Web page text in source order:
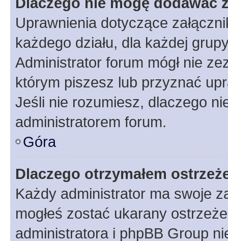
Uprawnienia dotyczące
każdego działu, dla każdej
Administrator forum mógł nie
którym piszesz lub przyznać
Jeśli nie rozumiesz, dlaczego
administratorem forum.
Góra
Dlaczego otrzymałem
Każdy administrator ma swoje
mogłeś zostać ukarany
administratora i phpBB Group